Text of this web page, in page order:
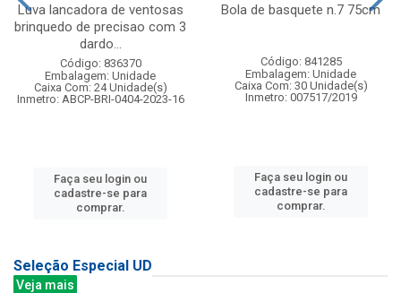
Luva lancadora de ventosas
brinquedo de precisao com 3
dardo...
Código: 836370
Embalagem: Unidade
Caixa Com: 24 Unidade(s)
Inmetro: ABCP-BRI-0404-2023-16
Faça seu login ou
cadastre-se para
comprar.
Bola de basquete n.7 75cm
Código: 841285
Embalagem: Unidade
Caixa Com: 30 Unidade(s)
Inmetro: 007517/2019
Faça seu login ou
cadastre-se para
comprar.
Seleção Especial UD
Veja mais